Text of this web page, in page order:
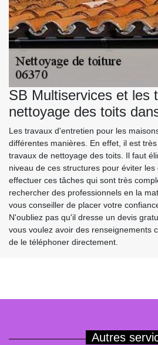
SB Multiservices et les
nettoyage des toits
Les travaux d'entretien pour les
différentes manières. En effet, il est
travaux de nettoyage des toits. Il faut
niveau de ces structures pour éviter
effectuer ces tâches qui sont très
rechercher des professionnels en la
vous conseiller de placer votre
N'oubliez pas qu'il dresse un devis
vous voulez avoir des renseignements
de le téléphoner directement.
Autres